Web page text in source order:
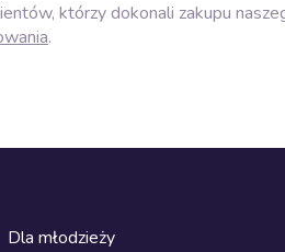
którzy dokonali zakupu
.
Dla młodzieży